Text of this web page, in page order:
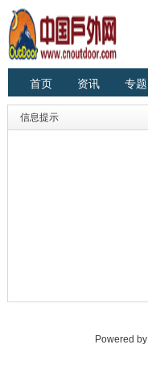
首页 资讯 专题
信息提示
Powered by